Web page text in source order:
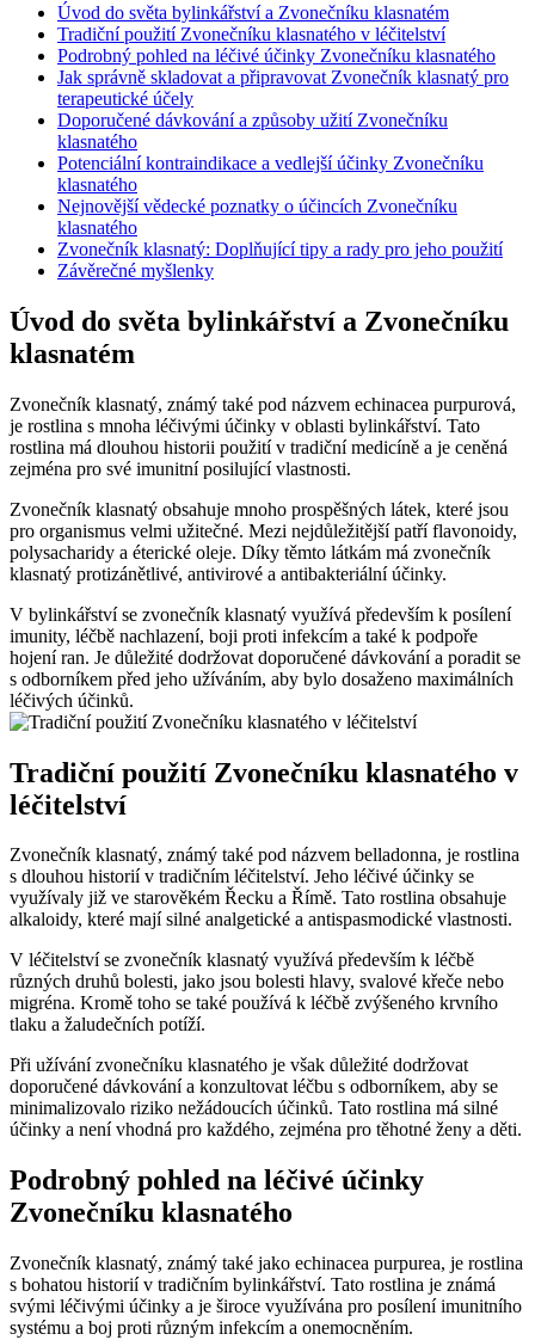
Úvod do světa bylinkářství a Zvonečníku klasnatém
Tradiční použití Zvonečníku klasnatého v léčitelství
Podrobný pohled na léčivé účinky Zvonečníku klasnatého
Jak správně skladovat a připravovat Zvonečník klasnatý pro
terapeutické účely
Doporučené dávkování a způsoby užití Zvonečníku
klasnatého
Potenciální kontraindikace a vedlejší účinky Zvonečníku
klasnatého
Nejnovější vědecké poznatky o účincích Zvonečníku
klasnatého
Zvonečník klasnatý: Doplňující tipy a rady pro jeho použití
Závěrečné myšlenky
Úvod do světa bylinkářství a Zvonečníku
klasnatém
Zvonečník klasnatý, známý také pod názvem echinacea purpurová,
je rostlina s mnoha léčivými účinky v oblasti bylinkářství. Tato
rostlina má dlouhou historii použití v tradiční medicíně a je ceněná
zejména pro své imunitní posilující vlastnosti.
Zvonečník klasnatý obsahuje mnoho prospěšných látek, které jsou
pro organismus velmi užitečné. Mezi nejdůležitější patří flavonoidy,
polysacharidy a éterické oleje. Díky těmto látkám má zvonečník
klasnatý protizánětlivé, antivirové a antibakteriální účinky.
V bylinkářství se zvonečník klasnatý využívá především k posílení
imunity, léčbě nachlazení, boji proti infekcím a také k podpoře
hojení ran. Je důležité dodržovat doporučené dávkování a poradit se
s odborníkem před jeho užíváním, aby bylo dosaženo maximálních
léčivých účinků.
Tradiční použití Zvonečníku klasnatého v
léčitelství
Zvonečník klasnatý, známý také pod názvem belladonna, je rostlina
s dlouhou historií v tradičním léčitelství. Jeho léčivé účinky se
využívaly již ve starověkém Řecku a Římě. Tato rostlina obsahuje
alkaloidy, které mají silné analgetické a antispasmodické vlastnosti.
V léčitelství se zvonečník klasnatý využívá především k léčbě
různých druhů bolesti, jako jsou bolesti hlavy, svalové křeče nebo
migréna. Kromě toho se také používá k léčbě zvýšeného krvního
tlaku a žaludečních potíží.
Při užívání zvonečníku klasnatého je však důležité dodržovat
doporučené dávkování a konzultovat léčbu s odborníkem, aby se
minimalizovalo riziko nežádoucích účinků. Tato rostlina má silné
účinky a není vhodná pro každého, zejména pro těhotné ženy a děti.
Podrobný pohled na léčivé účinky
Zvonečníku klasnatého
Zvonečník klasnatý, známý také jako echinacea purpurea, je rostlina
s bohatou historií v tradičním bylinkářství. Tato rostlina je známá
svými léčivými účinky a je široce využívána pro posílení imunitního
systému a boj proti různým infekcím a onemocněním.